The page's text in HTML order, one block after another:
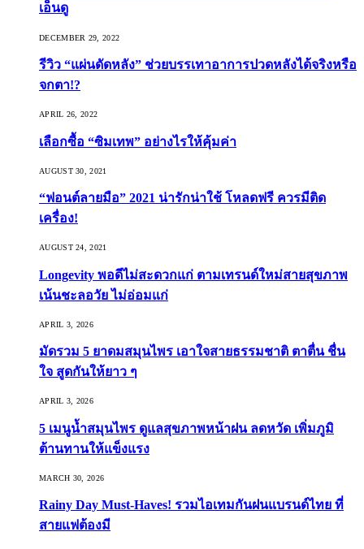
เอ็นดู
DECEMBER 29, 2022
รีวิว “แผ่นดัดหลัง” ช่วยบรรเทาอาการปวดหลังได้จริงหรือ
จกตา!?
APRIL 26, 2022
เลือกซื้อ “ซิมเทพ” อย่างไรให้คุ้มค่า
AUGUST 30, 2021
“ฟอนต์ลายมือ” 2021 น่ารักน่าใช้ โหลดฟรี ควรมีติด
เครื่อง!
AUGUST 24, 2021
Longevity พอดีไม่สะดวกแก่ ตามเทรนด์ใหม่สายสุขภาพ
เน้นชะลอวัย ไม่อ่อมแก่
APRIL 3, 2026
มัดรวม 5 ยาดมสมุนไพร เอาใจสายธรรมชาติ ตาตื่น ชื่น
ใจ สูดกันให้ยาว ๆ
APRIL 3, 2026
5 เมนูน้ำสมุนไพร ดูแลสุขภาพหน้าฝน ลดหวัด เพิ่มภูมิ
ต้านทานให้แข็งแรง
MARCH 30, 2026
Rainy Day Must-Haves! รวมไอเทมกันฝนแบรนด์ไทย ที่
สายแฟต้องมี